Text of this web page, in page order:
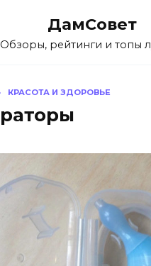
ДамСовет
Обзоры, рейтинги и топы
КРАСОТА И ЗДОРОВЬЕ